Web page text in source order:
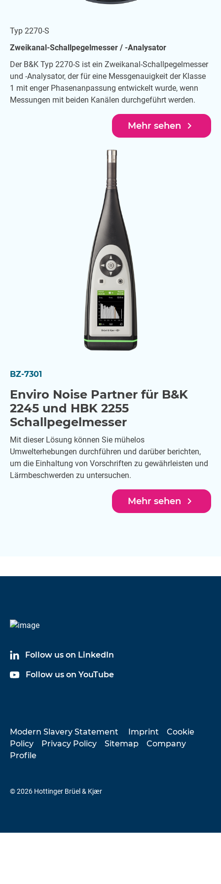
Lärmaktionsplänen für alle Ballungsräume,
Hauptverkehrsstraßen, Eisenbahnstrecken und Flughäfen
Jahre wiederholt werden. Ähnliche Programme gibt es
auch in anderen Ländern außerhalb Europas.
Systemvorschlag
Zugehörige Informationen
Case Study: Erstellen einer Lärmkarte für ein ganzes
Land mit Predictor-LimA
Typ 2270-S
Zweikanal-Schallpegelmesser / -Analysator
Der B&K Typ 2270-S ist ein Zweikanal-Schallpegelmesser
und -Analysator, der für eine Messgenauigkeit der Klasse
1 mit enger Phasenanpassung entwickelt wurde, wenn
Messungen mit beiden Kanälen durchgeführt werden.
Mehr sehen navigate_next
BZ-7301
Enviro Noise Partner für B&K
2245 und HBK 2255
Schallpegelmesser
Mit dieser Lösung können Sie mühelos
Umwelterhebungen durchführen und darüber berichten,
um die Einhaltung von Vorschriften zu gewährleisten und
Lärmbeschwerden zu untersuchen.
Mehr sehen navigate_next
Follow us on LinkedIn
Follow us on YouTube
Modern Slavery Statement Imprint
Cookie
Policy
Privacy Policy Sitemap
Company
Profile
© 2026 Hottinger Brüel & Kjær